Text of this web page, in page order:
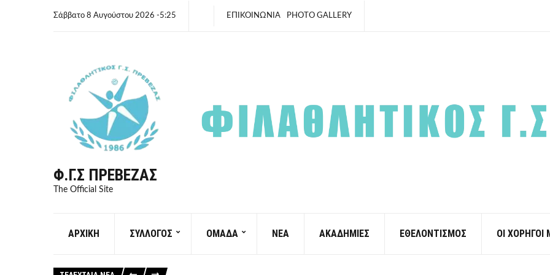
Σάββατο 8 Αυγούστου 2026 -5:25 ΕΠΙΚΟΙΝΩΝΙΑ PHOTO GALLERY
Φ.Γ.Σ ΠΡΈΒΕΖΑΣ
The Official Site
ΑΡΧΙΚΗ ΣΥΛΛΟΓΟΣ ΟΜΑΔΑ ΝΕΑ ΑΚΑΔΗΜΙΕΣ ΕΘΕΛΟΝΤΙΣΜΟΣ ΟΙ ΧΟΡΗΓΟΙ